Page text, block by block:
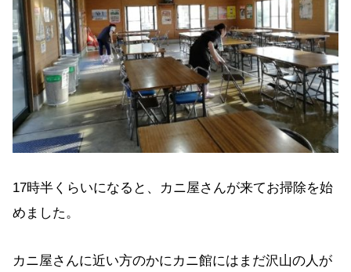
17時半くらいになると、カニ屋さんが来てお掃除を始
めました。
カニ屋さんに近い方のかにカニ館にはまだ沢山の人が